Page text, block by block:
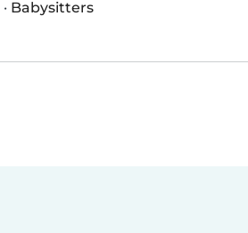
· Babysitters